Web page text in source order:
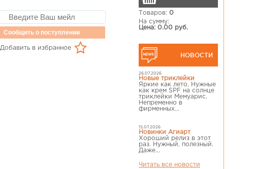
Товаров: 0
На сумму:
Цена: 0.00 руб.
НОВОСТИ
26.07.2026
Новые триклейки
Яркие как лето, Нужные
как крем SPF на солнце
триклейки Мемуарис.
Непременно в
фирменных...
15.07.2026
Новинки Агиарт
Хороший релиз в этот
раз. Нужный, полезный.
Даже...
Читать все новости
Сообщить о поступлении
Добавить в избранное